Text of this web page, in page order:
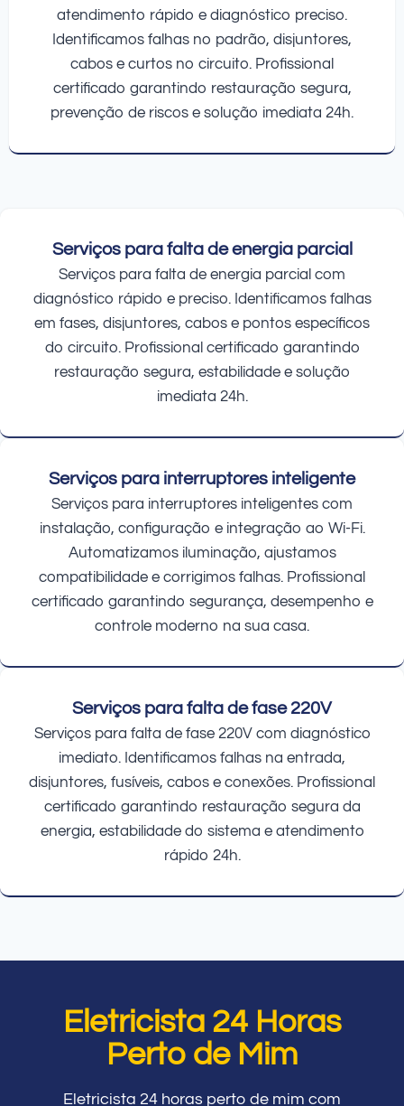
atendimento rápido e diagnóstico preciso.
Identificamos falhas no padrão, disjuntores,
cabos e curtos no circuito. Profissional
certificado garantindo restauração segura,
prevenção de riscos e solução imediata 24h.
Serviços para falta de energia parcial
Serviços para falta de energia parcial com
diagnóstico rápido e preciso. Identificamos falhas
em fases, disjuntores, cabos e pontos específicos
do circuito. Profissional certificado garantindo
restauração segura, estabilidade e solução
imediata 24h.
Serviços para interruptores inteligente
Serviços para interruptores inteligentes com
instalação, configuração e integração ao Wi-Fi.
Automatizamos iluminação, ajustamos
compatibilidade e corrigimos falhas. Profissional
certificado garantindo segurança, desempenho e
controle moderno na sua casa.
Serviços para falta de fase 220V
Serviços para falta de fase 220V com diagnóstico
imediato. Identificamos falhas na entrada,
disjuntores, fusíveis, cabos e conexões. Profissional
certificado garantindo restauração segura da
energia, estabilidade do sistema e atendimento
rápido 24h.
Eletricista 24 Horas
Perto de Mim
Eletricista 24 horas perto de mim com